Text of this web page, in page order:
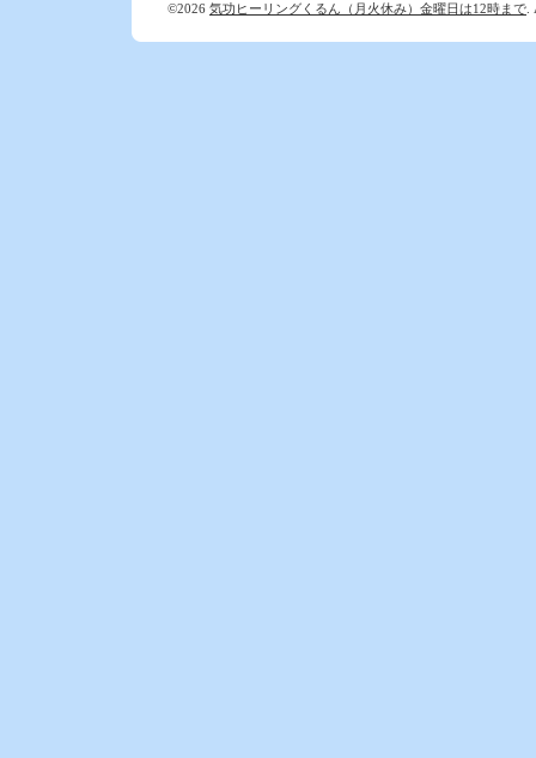
©2026 気功ヒーリングくるん（月火休み）金曜日は12時まで